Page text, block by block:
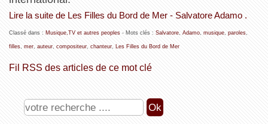
Lire la suite de Les Filles du Bord de Mer - Salvatore Adamo .
Classé dans : Musique,TV et autres peoples- Mots clés : Salvatore, Adamo, musique, paroles,
filles, mer, auteur, compositeur, chanteur, Les Filles du Bord de Mer
Fil RSS des articles de ce mot clé